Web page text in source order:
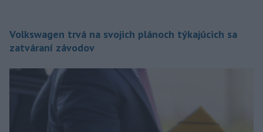
Volkswagen trvá na svojich plánoch týkajúcich sa
zatváraní závodov